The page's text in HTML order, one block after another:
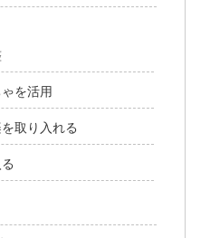
を活用
取り入れる